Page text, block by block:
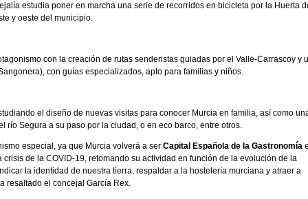
estudia poner en marcha una serie de recorridos en bicicleta por la Huerta
y oeste del municipio.
con la creación de rutas senderistas guiadas por el Valle-Carrascoy y
con guías especializados, apto para familias y niños.
el diseño de nuevas visitas para conocer Murcia en familia, así como
Segura a su paso por la ciudad, o en eco barco, entre otros.
especial, ya que Murcia volverá a serCapital Española de la Gastronomía
de la COVID-19, retomando su actividad en función de la evolución de la
la identidad de nuestra tierra, respaldar a la hostelería murciana y atraer a
resaltado el concejal García Rex.